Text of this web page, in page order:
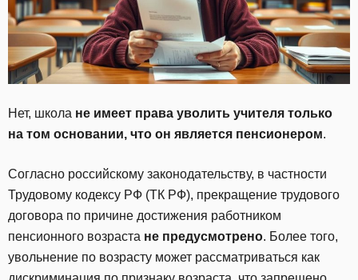
Нет, школа не имеет права уволить учителя только
на том основании, что он является пенсионером.
Согласно российскому законодательству, в частности
Трудовому кодексу РФ (ТК РФ), прекращение трудового
договора по причине достижения работником
пенсионного возраста не предусмотрено. Более того,
увольнение по возрасту может рассматриваться как